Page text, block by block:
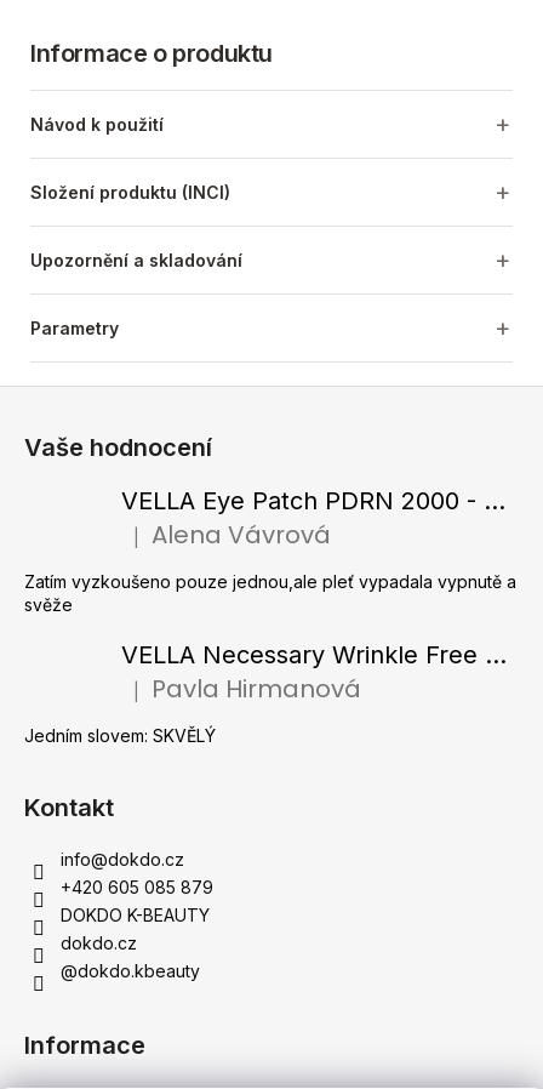
Informace o produktu
Návod k použití
Složení produktu (INCI)
Upozornění a skladování
Parametry
Vaše hodnocení
VELLA Eye Patch PDRN 2000 - Tající hydrogelové náplasti pod oči s PDRN 72 g / 60 ks
Hodnocení produktu je 5 z 5 hvězdiček.
Alena Vávrová
Zatím vyzkoušeno pouze jednou,ale pleť vypadala vypnutě a
svěže
VELLA Necessary Wrinkle Free Ampoule - Protivrásková ampule s kolagenovými vlákny a zlatým práškem 50 ml
Hodnocení produktu je 5 z 5 hvězdiček.
Pavla Hirmanová
Jedním slovem: SKVĚLÝ
Kontakt
info@dokdo.cz
+420 605 085 879
DOKDO K-BEAUTY
dokdo.cz
@dokdo.kbeauty
Informace